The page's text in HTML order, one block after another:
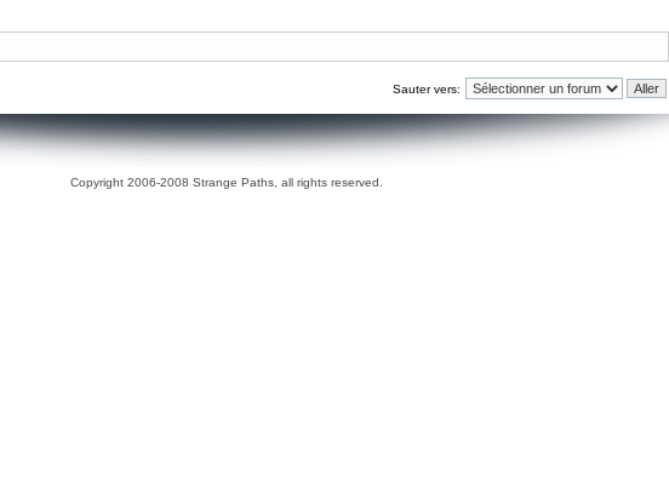
Sauter vers:
Copyright 2006-2008 Strange Paths, all rights reserved.